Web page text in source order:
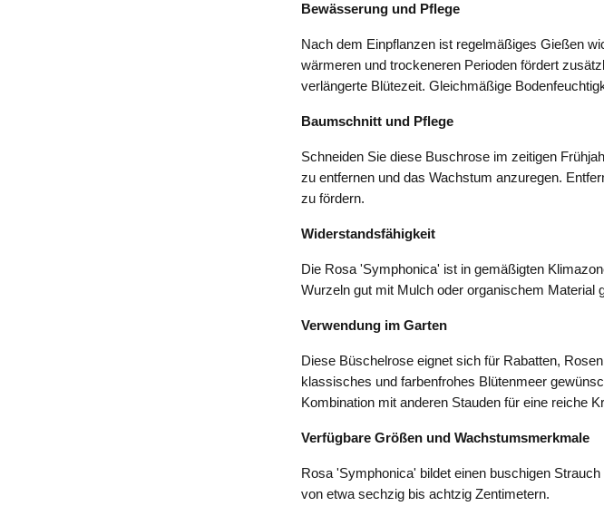
Bewässerung und Pflege
Nach dem Einpflanzen ist regelmäßiges Gießen
wärmeren und trockeneren Perioden fördert
verlängerte Blütezeit. Gleichmäßige
Baumschnitt und Pflege
Schneiden Sie diese Buschrose im zeitigen
zu entfernen und das Wachstum anzuregen.
zu fördern.
Widerstandsfähigkeit
Die Rosa 'Symphonica' ist in gemäßigten
Wurzeln gut mit Mulch oder organischem Material
Verwendung im Garten
Diese Büschelrose eignet sich für Rabatten,
klassisches und farbenfrohes Blütenmeer
Kombination mit anderen Stauden für eine reiche
Verfügbare Größen und Wachstumsmerkmale
Rosa 'Symphonica' bildet einen buschigen
von etwa sechzig bis achtzig Zentimetern.